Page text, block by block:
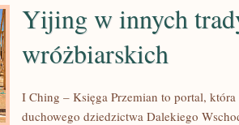
Yijing w innych
wróżbiarskich
I Ching – Księga Przemian to portal,
duchowego dziedzictwa Dalekiego